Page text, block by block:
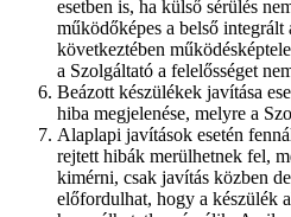
esetben is, ha külső sérülés
működőképes a belső integrált
következtében
a Szolgáltató a felelősséget
Beázott készülékek javítása
hiba megjelenése, melyre a
Alaplapi javítások esetén
rejtett hibák merülhetnek fel,
kimérni, csak javítás közben
előfordulhat, hogy a készülék